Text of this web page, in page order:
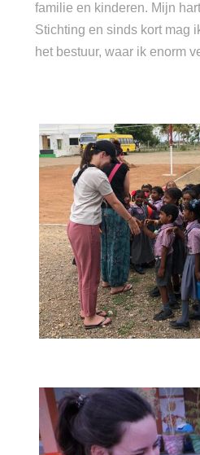
familie en kinderen. Mijn
Stichting en sinds kort mag
het bestuur, waar ik enorm